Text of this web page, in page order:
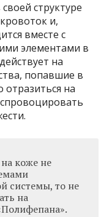
структуре
и,
вместе с
элементами в
на
попавшие в
на
коже не
системы, то не
на